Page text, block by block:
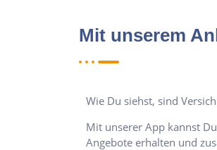
Mit unserem
Wie Du siehst, sind
Mit unserer App kannst
Angebote erhalten und